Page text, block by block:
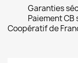
Garanties
Paiement
Coopératif de